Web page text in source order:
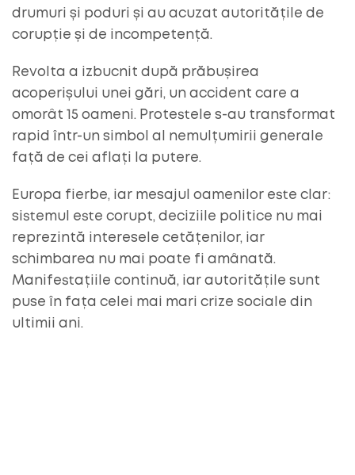
drumuri și poduri și au acuzat autoritățile de
corupție și de incompetență.
Revolta a izbucnit după prăbușirea
acoperișului unei gări, un accident care a
omorât 15 oameni. Protestele s-au transformat
rapid într-un simbol al nemulțumirii generale
față de cei aflați la putere.
Europa fierbe, iar mesajul oamenilor este clar:
sistemul este corupt, deciziile politice nu mai
reprezintă interesele cetățenilor, iar
schimbarea nu mai poate fi amânată.
Manifestațiile continuă, iar autoritățile sunt
puse în fața celei mai mari crize sociale din
ultimii ani.